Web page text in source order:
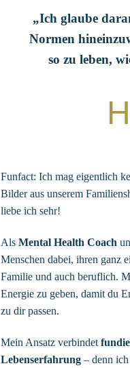
„Ich glaube
Normen
so zu leben,
Funfact: Ich mag eigentlich
Bilder aus unserem
liebe ich sehr!
Als Mental Health Coach
Menschen dabei, ihren ganz
Familie und auch beruflich.
Energie zu geben, damit du
zu dir passen.
Mein Ansatz verbindet
Lebenserfahrung– denn ich